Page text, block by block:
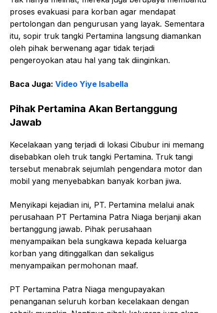
proses evakuasi para korban agar mendapat
pertolongan dan pengurusan yang layak. Sementara
itu, sopir truk tangki Pertamina langsung diamankan
oleh pihak berwenang agar tidak terjadi
pengeroyokan atau hal yang tak diinginkan.
Baca Juga: Video Yiye Isabella
Pihak Pertamina Akan Bertanggung
Jawab
Kecelakaan yang terjadi di lokasi Cibubur ini memang
disebabkan oleh truk tangki Pertamina. Truk tangi
tersebut menabrak sejumlah pengendara motor dan
mobil yang menyebabkan banyak korban jiwa.
Menyikapi kejadian ini, PT. Pertamina melalui anak
perusahaan PT Pertamina Patra Niaga berjanji akan
bertanggung jawab. Pihak perusahaan
menyampaikan bela sungkawa kepada keluarga
korban yang ditinggalkan dan sekaligus
menyampaikan permohonan maaf.
PT Pertamina Patra Niaga mengupayakan
penanganan seluruh korban kecelakaan dengan